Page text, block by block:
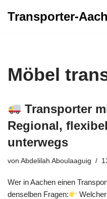
Transporter-
Möbel
Transporter
Regional,
unterwegs
von Abdelilah Aboulaaguig
Wer in Aachen einen
denselben Fragen: